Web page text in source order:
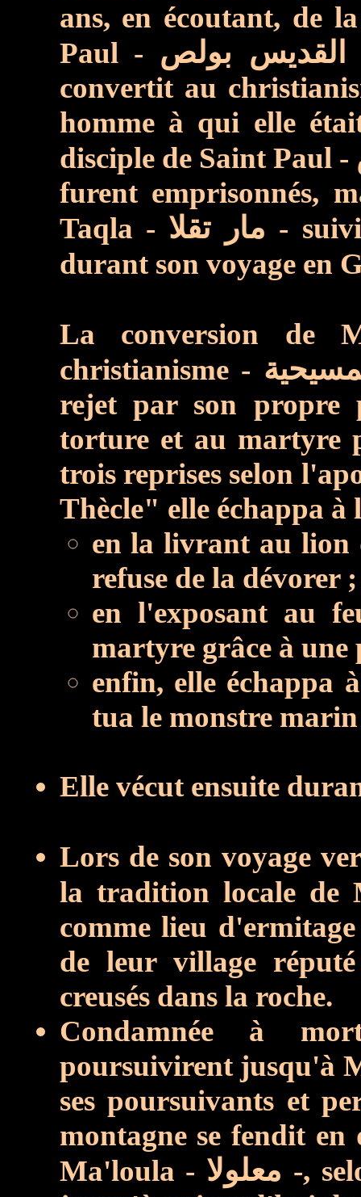
ans, en écoutant, de
Paul -
convertit au
homme à qui elle
disciple de Saint Paul -
furent emprisonnés,
Taqla -
-
durant son voyage en
La conversion
christianisme -
rejet par son propre
torture et au martyre
trois reprises selon
Thècle" elle échappa à
en la livrant au lion
refuse de la dévorer ;
en l'exposant au
martyre grâce à
enfin, elle échappa
tua le monstre
Elle vécut ensuite
Lors de son voyage
la tradition locale
comme lieu
de leur village
creusés dans la roche.
Condamnée à
poursuivirent jusqu'à
ses poursuivants et
montagne se fendit
Ma'loula -
-,